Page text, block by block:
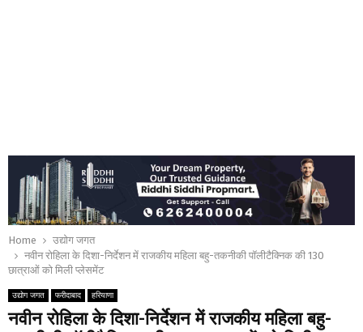
Home
उद्योग जगत
नवीन रोहिला के दिशा-निर्देशन में राजकीय महिला बहु-तकनीकी पॉलीटैक्निक की 130
छात्राओं को मिली प्लेसमेंट
उद्योग जगत फरीदाबाद हरियाणा
नवीन रोहिला के दिशा-निर्देशन में राजकीय महिला बहु-